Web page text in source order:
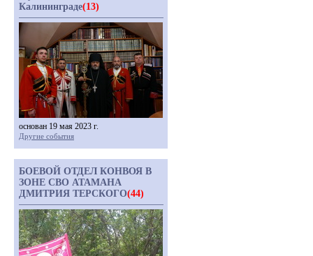
Калининграде(13)
основан 19 мая 2023 г.
Другие события
БОЕВОЙ ОТДЕЛ КОНВОЯ В
ЗОНЕ СВО АТАМАНА
ДМИТРИЯ ТЕРСКОГО(44)